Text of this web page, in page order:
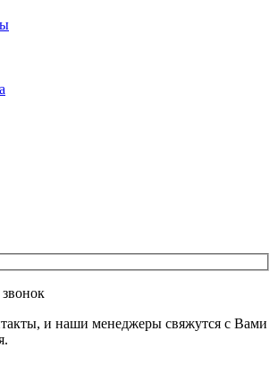
и наши менеджеры свяжутся с Вами